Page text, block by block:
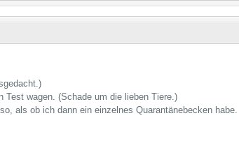
Test wagen. (Schade um die lieben Tiere.)
als ob ich dann ein einzelnes Quarantänebecken habe.